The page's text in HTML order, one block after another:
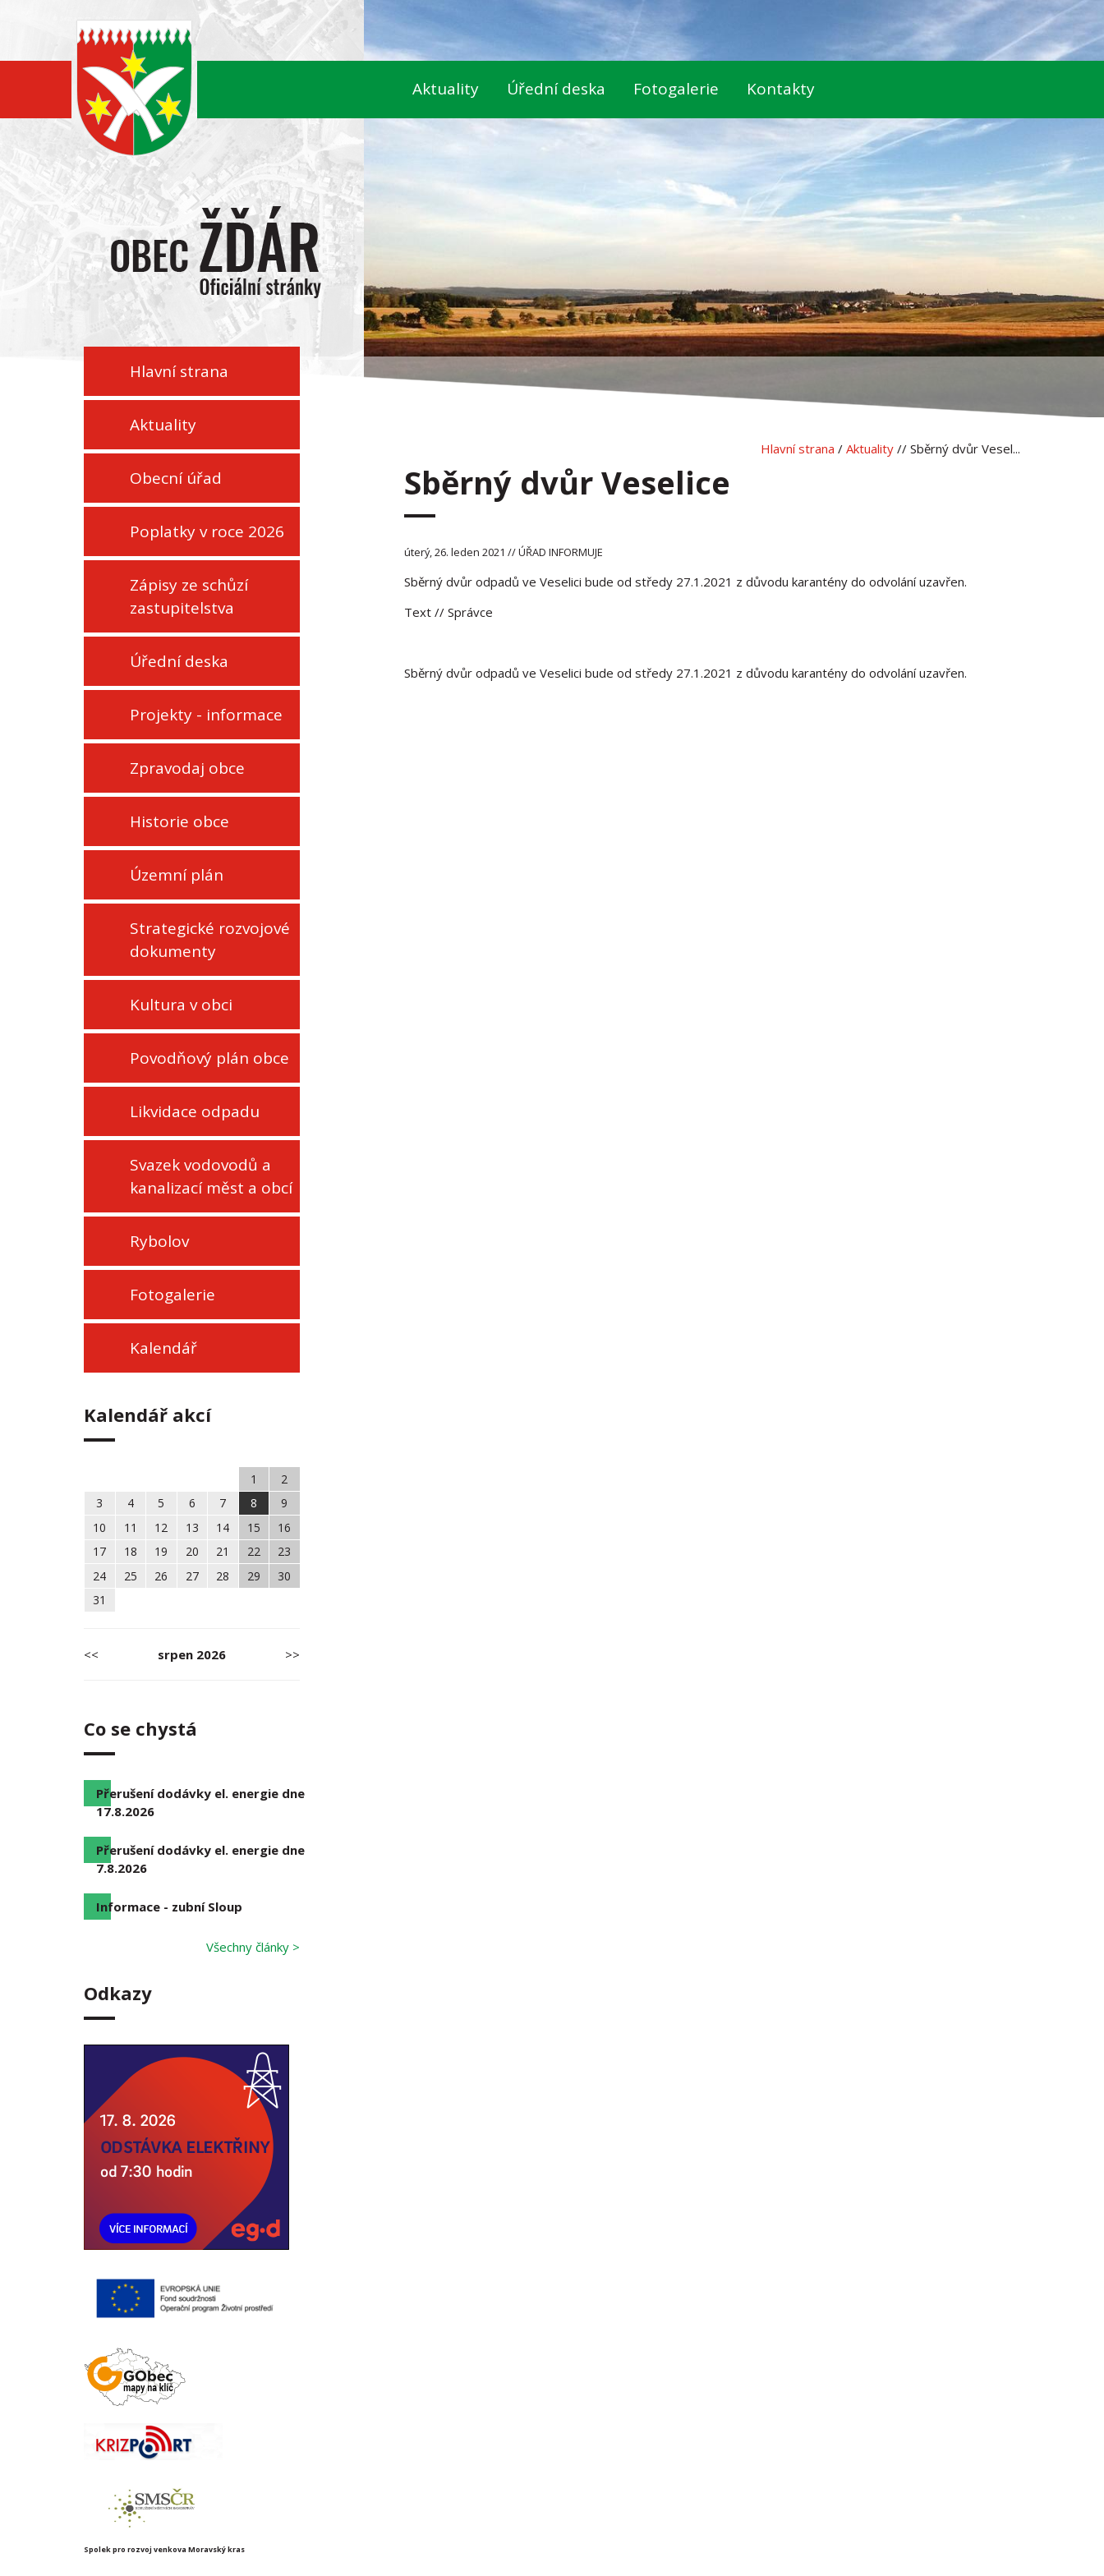
Aktuality Úřední deska Fotogalerie Kontakty
Hlavní strana
Aktuality
Obecní úřad
Poplatky v roce 2026
Zápisy ze schůzí
zastupitelstva
Úřední deska
Projekty - informace
Zpravodaj obce
Historie obce
Územní plán
Strategické rozvojové
dokumenty
Kultura v obci
Povodňový plán obce
Likvidace odpadu
Svazek vodovodů a
kanalizací měst a obcí
Rybolov
Fotogalerie
Kalendář
Kalendář akcí
1
2
3
4 5 6 7 8
9
10
11 12 13 14 15
16
17
18 19 20 21 22
23
24
25 26 27 28 29
30
31
<< srpen 2026 >>
Co se chystá
Přerušení dodávky el. energie dne
17.8.2026
Přerušení dodávky el. energie dne
7.8.2026
Informace - zubní Sloup
Všechny články >
Odkazy
Spolek pro rozvoj venkova Moravský kras
Hlavní strana / Aktuality // Sběrný dvůr Vesel...
Sběrný dvůr Veselice
úterý, 26. leden 2021 // ÚŘAD INFORMUJE
Sběrný dvůr odpadů ve Veselici bude od středy 27.1.2021 z důvodu karantény do odvolání uzavřen.
Text // Správce
Sběrný dvůr odpadů ve Veselici bude od středy 27.1.2021 z důvodu karantény do odvolání uzavřen.